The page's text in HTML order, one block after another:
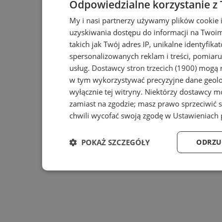
Odpowiedzialne korzystanie z
My i nasi partnerzy używamy plików
uzyskiwania dostępu do informacji na
takich jak Twój adres IP, unikalne
spersonalizowanych reklam i treści,
usług. Dostawcy stron trzecich (1900) mogą
w tym wykorzystywać precyzyjne dane
wyłącznie tej witryny. Niektórzy dostawcy
zamiast na zgodzie; masz prawo sprzeciwić
chwili wycofać swoją zgodę w
POKAŻ SZCZEGÓŁY
Niezbędne Wydajność